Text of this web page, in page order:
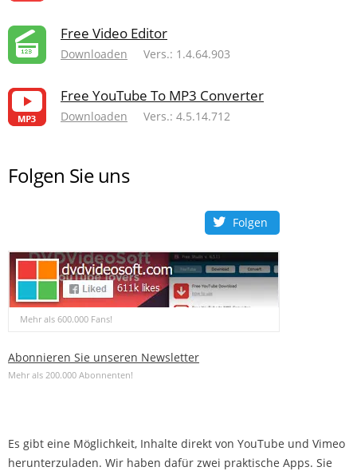
Free Video Editor
Downloaden Vers.: 1.4.64.903
Free YouTube To MP3 Converter
Downloaden Vers.: 4.5.14.712
Folgen Sie uns
Folgen
Mehr als 600.000 Fans!
Abonnieren Sie unseren Newsletter
Mehr als 200.000 Abonnenten!
Es gibt eine Möglichkeit, Inhalte direkt von YouTube und Vimeo
herunterzuladen. Wir haben dafür zwei praktische Apps. Sie